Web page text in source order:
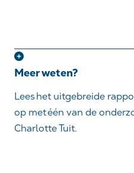
Meer weten?
Leeshet uitgebreide
op metéén van de
Charlotte Tuit.